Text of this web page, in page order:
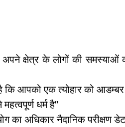
अपने क्षेत्र के लोगों की
कि आपको एक त्योहार को
धर्म है”
अधिकार नैदानिक परीक्षण